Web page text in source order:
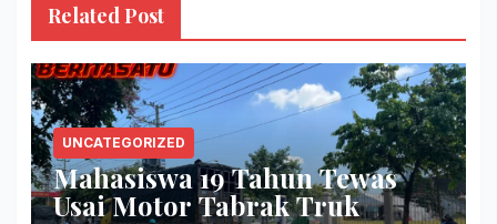
Related Post
UNCATEGORIZED
Mahasiswa 19 Tahun Tewas
Usai Motor Tabrak Truk